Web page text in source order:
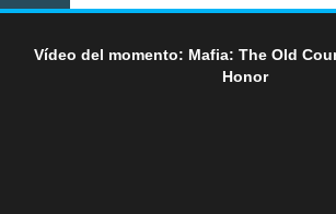
Vídeo del momento: Mafia: The Old
Honor